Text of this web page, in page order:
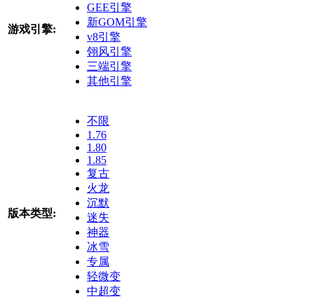
游戏引擎:
GEE引擎
新GOM引擎
v8引擎
翎风引擎
三端引擎
其他引擎
版本类型:
不限
1.76
1.80
1.85
复古
火龙
沉默
迷失
神器
冰雪
专属
轻微变
中超变